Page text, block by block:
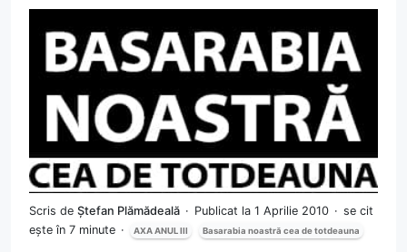
Scris de Ștefan Plămădeală Publicat la 1 Aprilie 2010
se cit
ește în 7 minute
AXA ANUL III Basarabia noastră cea de totdeauna